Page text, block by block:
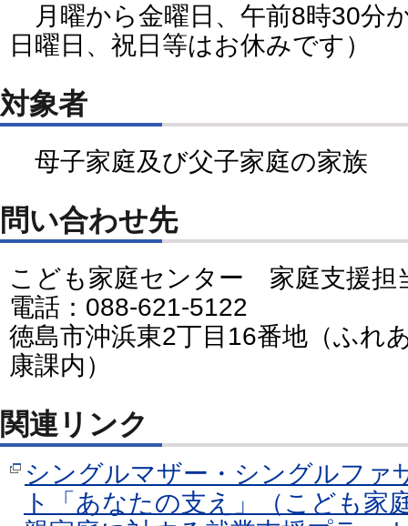
月曜から金曜日、午前8時30分
日曜日、祝日等はお休みです）
対象者
母子家庭及び父子家庭の家族
問い合わせ先
こども家庭センター 家庭支援担
電話：088-621-5122
徳島市沖浜東2丁目16番地（ふれ
康課内）
関連リンク
シングルマザー・シングルファ
ト「あなたの支え」（こども家